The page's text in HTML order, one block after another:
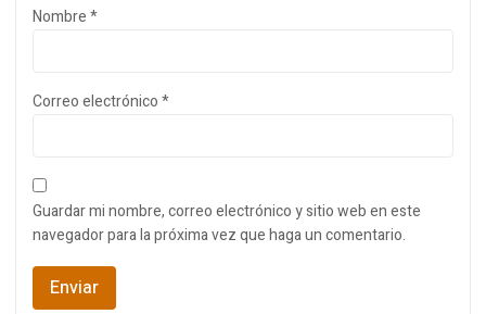
Nombre*
Correo electrónico*
Guardar mi nombre, correo electrónico y sitio web en este
navegador para la próxima vez que haga un comentario.